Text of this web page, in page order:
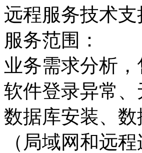
远程服务技术支
服务范围：
业务需求分析
软件登录异常
数据库安装、
（局域网和远